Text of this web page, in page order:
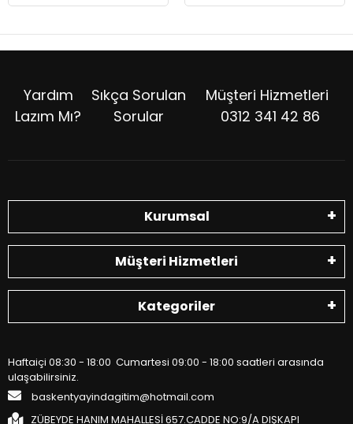
Yardım
Lazım Mı?
Sıkça Sorulan
Sorular
Müşteri Hizmetleri
0312 341 42 86
Kurumsal
Müşteri Hizmetleri
Kategoriler
Haftaiçi 08:30 - 18:00 Cumartesi 09:00 - 18:00 saatleri arasında
ulaşabilirsiniz.
baskentyayindagitim@hotmail.com
ZÜBEYDE HANIM MAHALLESİ 657.CADDE NO:9/A DIŞKAPI